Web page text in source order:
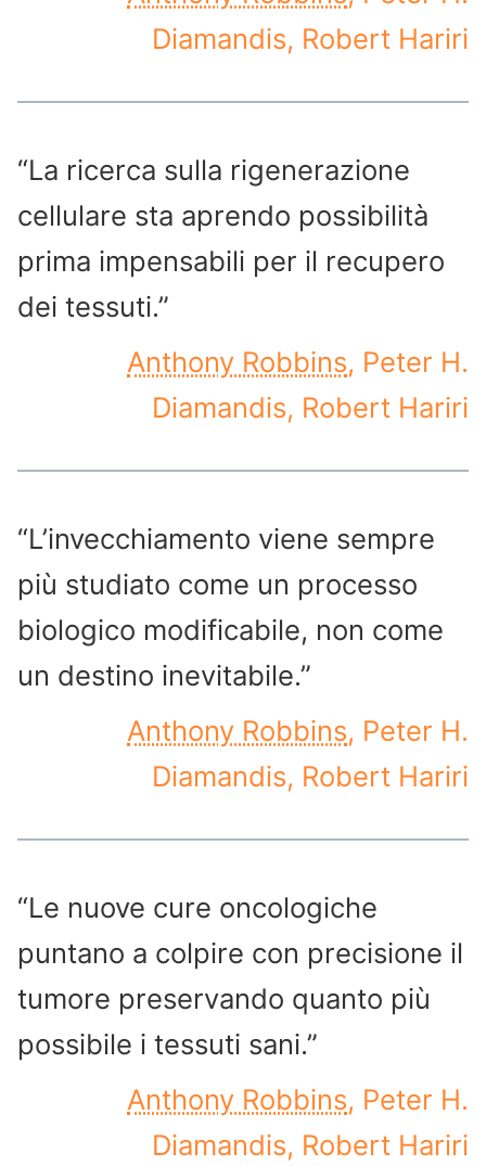
Diamandis, Robert Hariri
“La ricerca sulla rigenerazione
cellulare sta aprendo possibilità
prima impensabili per il recupero
dei tessuti.”
Anthony Robbins, Peter H.
Diamandis, Robert Hariri
“L’invecchiamento viene sempre
più studiato come un processo
biologico modificabile, non come
un destino inevitabile.”
Anthony Robbins, Peter H.
Diamandis, Robert Hariri
“Le nuove cure oncologiche
puntano a colpire con precisione il
tumore preservando quanto più
possibile i tessuti sani.”
Anthony Robbins, Peter H.
Diamandis, Robert Hariri